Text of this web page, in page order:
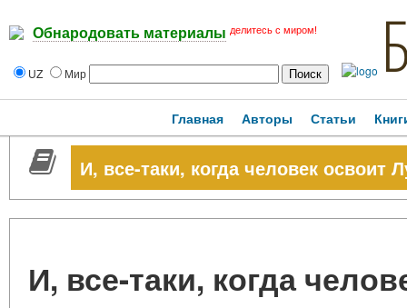
Обнародовать материалы делитесь с миром!
UZ Мир
Главная Авторы Статьи
И, все-таки, когда человек освоит
И, все-таки, когда